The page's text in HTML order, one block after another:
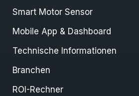
Smart Motor Sensor
Mobile App & Dashboard
Technische Informationen
Branchen
ROI-Rechner